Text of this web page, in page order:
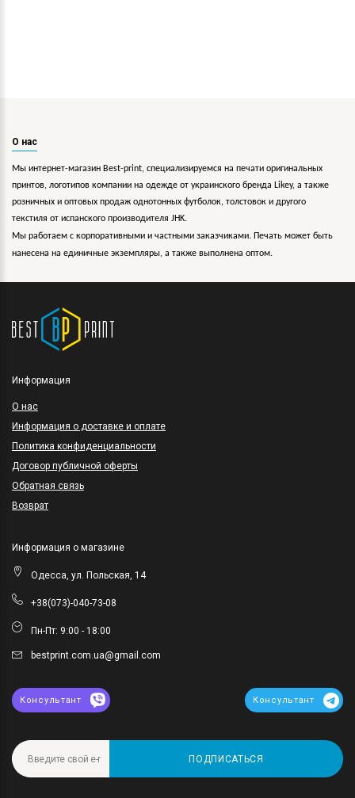
О нас
Мы интернет-магазин Best-print, специализируемся на печати оригинальных
принтов, логотипов компании на одежде от украинского бренда Likey, а также
розничных и оптовых продаж однотонных футболок, толстовок и другого
текстиля от испанского производителя JHK.
Мы работаем с корпоративными и частными заказчиками. Печать может быть
нанесена на единичные экземпляры, а также выполнена оптом.
Информация
O нас
Информация о доставке и оплате
Политика конфиденциальности
Договор публичной оферты
Обратная связь
Возврат
Информация о магазине
Одесса, ул. Польская, 14
+38(073)-040-73-08
Пн-Пт: 9:00 - 18:00
bestprint.com.ua@gmail.com
Консультант Консультант
ПОДПИСАТЬСЯ